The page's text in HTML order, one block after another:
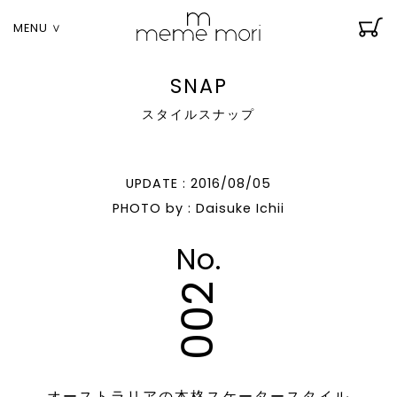
MENU ∨
SNAP
スタイルスナップ
UPDATE : 2016/08/05
PHOTO by : Daisuke Ichii
No.
002